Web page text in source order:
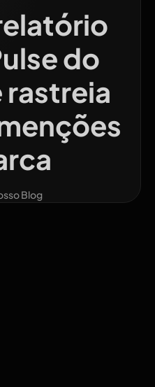
do
rastreia
Blog